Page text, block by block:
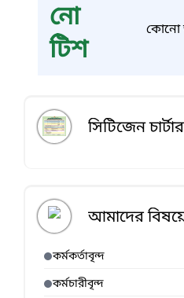
নো
টিশ
কোনো
সিটিজেন চার্টার
আমাদের
কর্মকর্তাবৃন্দ
কর্মচারীবৃন্দ